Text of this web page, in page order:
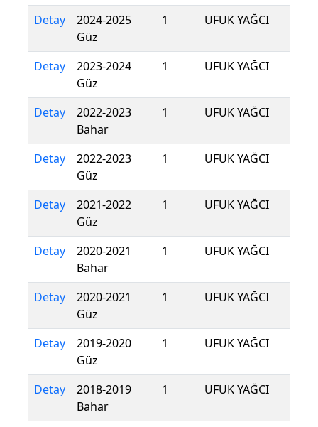
Detay
2024-2025
Güz
1 UFUK YAĞCI
Detay
2023-2024
Güz
1 UFUK YAĞCI
Detay
2022-2023
Bahar
1 UFUK YAĞCI
Detay
2022-2023
Güz
1 UFUK YAĞCI
Detay
2021-2022
Güz
1 UFUK YAĞCI
Detay
2020-2021
Bahar
1 UFUK YAĞCI
Detay
2020-2021
Güz
1 UFUK YAĞCI
Detay
2019-2020
Güz
1 UFUK YAĞCI
Detay
2018-2019
Bahar
1 UFUK YAĞCI